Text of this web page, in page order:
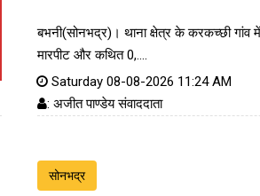
बभनी(सोनभद्र)। थाना क्षेत्र के करकच्छी
मारपीट और कथित 0,....
Saturday 08-08-2026 11:24 AM
: अजीत पाण्डेय संवाददाता
सोनभद्र